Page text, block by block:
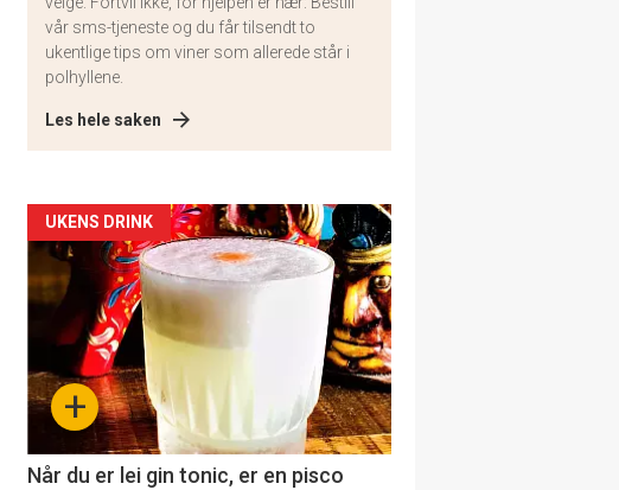
vår sms-tjeneste og du får tilsendt to
ukentlige tips om viner som allerede står i
polhyllene.
Les hele saken
Artikler
detail
section
11+
UKENS DRINK
Når du er lei gin tonic, er en pisco